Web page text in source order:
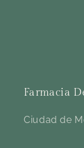
Farmacia
Ciudad de